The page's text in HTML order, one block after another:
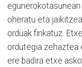
oheratu eta
orduak finkatuz.
ordutegia zehaztea
ere badira etxe